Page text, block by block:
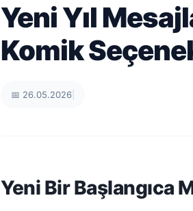
Yeni Yıl
Komik
📅 26.05.2026
Yeni Bir Başlangıca